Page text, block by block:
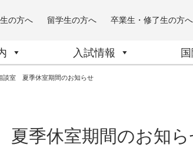
の方へ 留学生の方へ 卒業生・修了生の方へ
入試情報
談室 夏季休室期間のお知らせ
季休室期間のお知ら